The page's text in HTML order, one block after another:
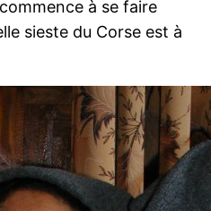
à se faire
sieste du Corse est à